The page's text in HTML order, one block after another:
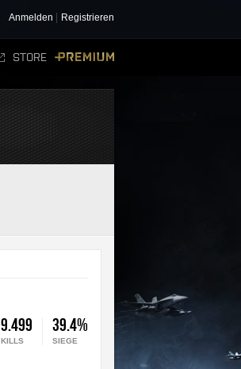
Anmelden Registrieren
STORE
9.499 39.4%
KILLS SIEGE